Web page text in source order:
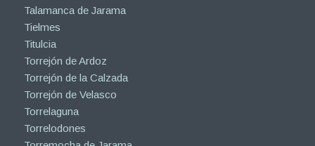
Talamanca de Jarama
Tielmes
Titulcia
Torrejón de Ardoz
Torrejón de la Calzada
Torrejón de Velasco
Torrelaguna
Torrelodones